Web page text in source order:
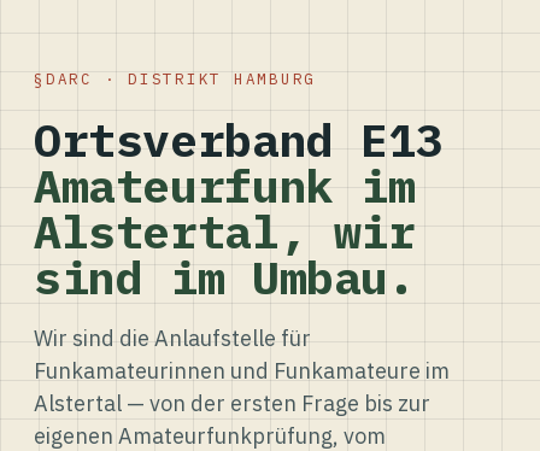
DARC · DISTRIKT HAMBURG
Ortsverband E13
Amateurfunk im
Alstertal, wir
sind im Umbau.
Wir sind die Anlaufstelle für
Funkamateurinnen und Funkamateure im
Alstertal — von der ersten Frage bis zur
eigenen Amateurfunkprüfung, vom